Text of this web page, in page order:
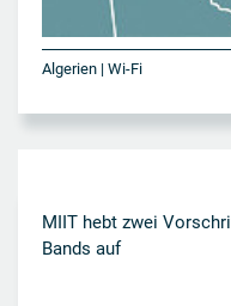
Algerien | Wi-Fi
MIIT hebt zwei
Bands auf